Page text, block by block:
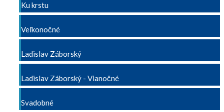
Ku krstu
Veľkonočné
Ladislav Záborský
Ladislav Záborský - Vianočné
Svadobné